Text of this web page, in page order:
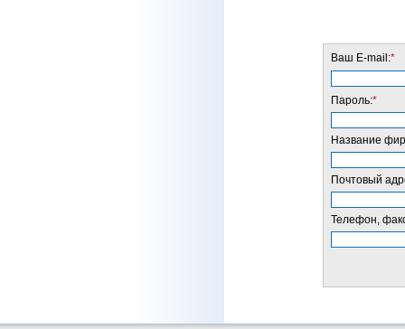
Ваш E-mail:*
Пароль:*
Название
Почтовый
Телефон,